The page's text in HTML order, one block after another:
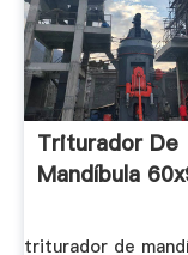
Triturador De
Mandíbula
triturador de